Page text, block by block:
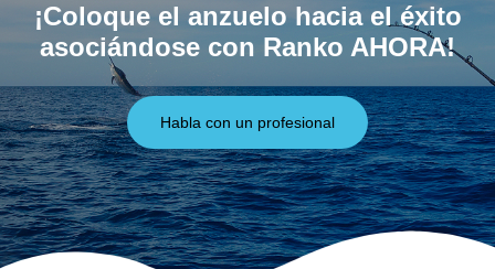
¡Coloque el anzuelo hacia el éxito
asociándose con Ranko AHORA!
Habla con un profesional